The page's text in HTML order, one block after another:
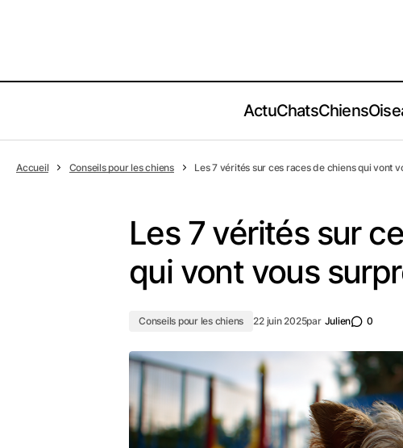
ActuChatsChiens
Accueil Conseils pour les chiens Les 7 vérités sur ces races de chiens qui vont
Les 7 vérités sur
qui vont vous
Conseils pour les chiens 22 juin 2025par Julien 0